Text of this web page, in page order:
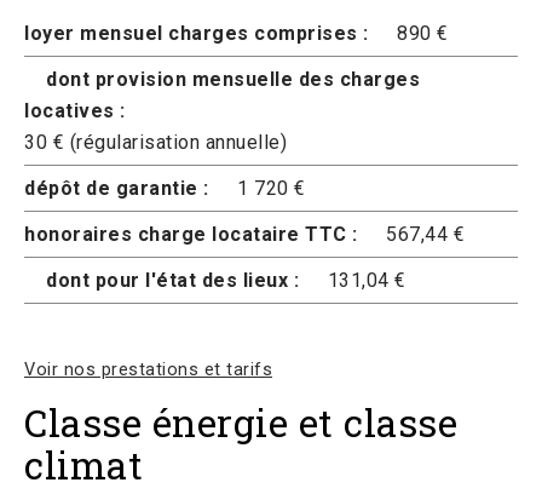
loyer mensuel charges comprises :
890 €
dont provision mensuelle des charges
locatives :
30 € (régularisation annuelle)
dépôt de garantie :
1 720 €
honoraires charge locataire TTC :
567,44 €
dont pour l'état des lieux :
131,04 €
Voir nos prestations et tarifs
Classe énergie et classe
climat